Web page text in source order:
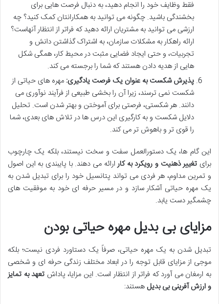
فقط وظایف خود را انجام دهید، به دنبال فرصت هایی برای
بخشندگی باشید. چگونه می توانید به همکارانتان کمک کنید؟ چه
ارزشی می توانید به مشتریان ارائه دهید که فراتر از انتظار آنهاست؟
ارائه راهکار به مشکلات سازمان، به اشتراک گذاشتن دانش و
تجربیات، و حتی ایجاد فضایی مثبت در محیط کار، همگی شکل
هایی از هدیه دادن هستند که شما را برجسته می کند.
پذیرش شکست به عنوان یک فرصت یادگیری: مهره های حیاتی از
شکست نمی ترسند، زیرا آن را بخشی طبیعی از فرآیند نوآوری می
دانند. هر شکستی، فرصتی برای آموختن و بهتر شدن است. تحلیل
دلایل شکست و به کارگیری این درس ها در تلاش های بعدی، شما
را قوی تر و باهوش تر می کند.
این گام ها، یک دستورالعمل سفت و سخت نیستند، بلکه یک چارچوب
برای تغییر ذهنیت و رویکرد به کارارائه می دهند. با پایبندی به این اصول
و تمرین مداوم، هر فردی می تواند پتانسیل خود را برای تبدیل شدن به
یک مهره حیاتی آشکار سازد و در مسیر حرفه ای خود به موفقیت های
چشمگیر دست یابد.
مزایای بی بدیل مهره حیاتی بودن
تبدیل شدن به یک مهره حیاتی، صرفاً یک دستاورد فردی نیست؛ بلکه
موجی از مزایای قابل توجه را در ابعاد مختلف زندگی حرفه ای و شخصی
به ارمغان می آورد که فراتر از انتظار است. این مزایا، پاداش تعهد به تمایز
و ارزش آفرینی بی بدیل هستند: